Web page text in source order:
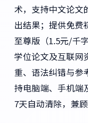
术，支持中文论文
出结果；提供免费
至尊版（1.5元/千
学位论文及互联网
重、语法纠错与参
持电脑端、手机端
7天自动清除，兼